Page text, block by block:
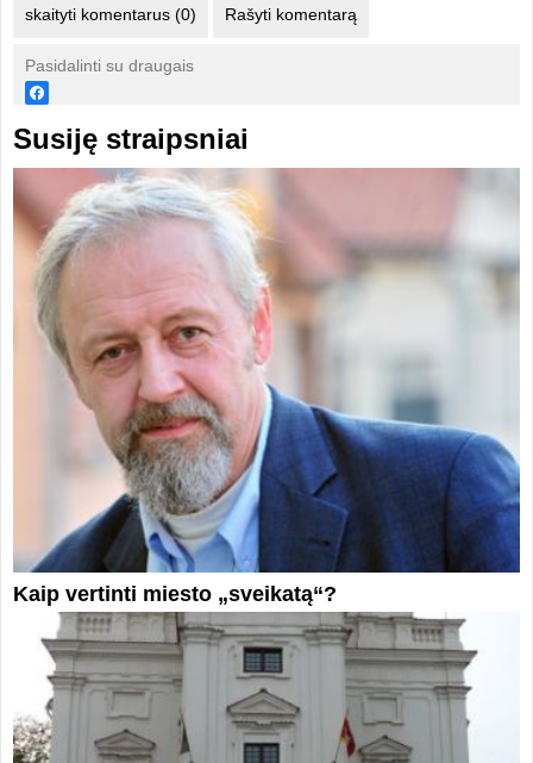
skaityti komentarus (0) Rašyti komentarą
Pasidalinti su draugais
Susiję straipsniai
Kaip vertinti miesto „sveikatą“?